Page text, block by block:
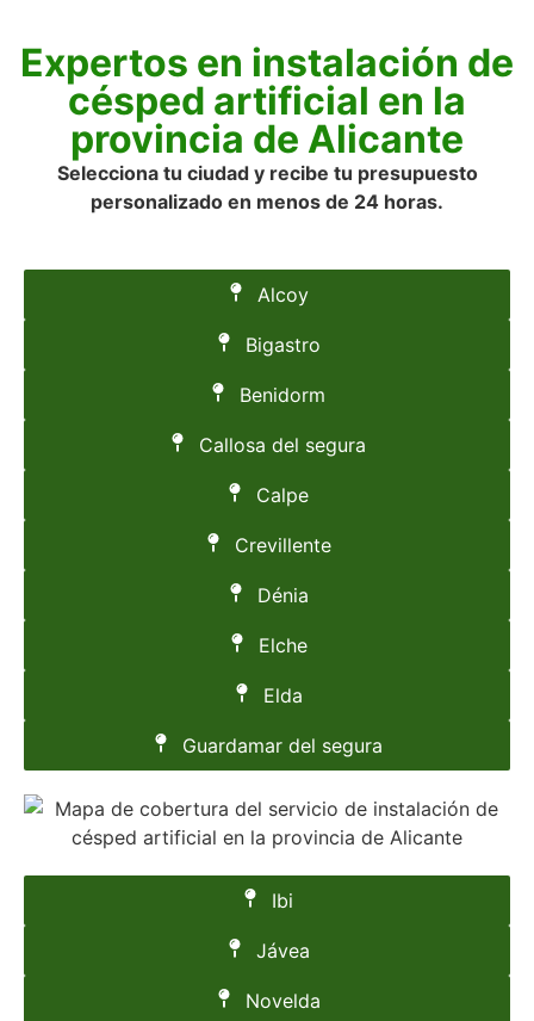
Expertos en instalación de
césped artificial en la
provincia de Alicante
Selecciona tu ciudad y recibe tu presupuesto
personalizado en menos de 24 horas.
Alcoy
Bigastro
Benidorm
Callosa del segura
Calpe
Crevillente
Dénia
Elche
Elda
Guardamar del segura
Ibi
Jávea
Novelda